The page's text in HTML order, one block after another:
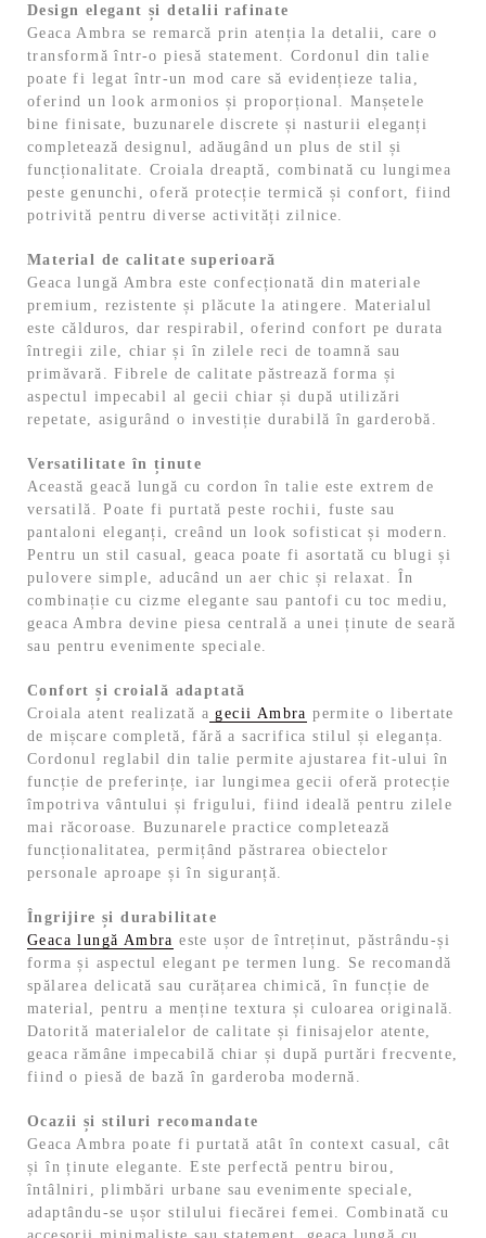
Design elegant și detalii rafinate
Geaca Ambra se remarcă prin atenția la detalii, care o
transformă într-o piesă statement. Cordonul din talie
poate fi legat într-un mod care să evidențieze talia,
oferind un look armonios și proporțional. Manșetele
bine finisate, buzunarele discrete și nasturii eleganți
completează designul, adăugând un plus de stil și
funcționalitate. Croiala dreaptă, combinată cu lungimea
peste genunchi, oferă protecție termică și confort, fiind
potrivită pentru diverse activități zilnice.
Material de calitate superioară
Geaca lungă Ambra este confecționată din materiale
premium, rezistente și plăcute la atingere. Materialul
este călduros, dar respirabil, oferind confort pe durata
întregii zile, chiar și în zilele reci de toamnă sau
primăvară. Fibrele de calitate păstrează forma și
aspectul impecabil al gecii chiar și după utilizări
repetate, asigurând o investiție durabilă în garderobă.
Versatilitate în ținute
Această geacă lungă cu cordon în talie este extrem de
versatilă. Poate fi purtată peste rochii, fuste sau
pantaloni eleganți, creând un look sofisticat și modern.
Pentru un stil casual, geaca poate fi asortată cu blugi și
pulovere simple, aducând un aer chic și relaxat. În
combinație cu cizme elegante sau pantofi cu toc mediu,
geaca Ambra devine piesa centrală a unei ținute de seară
sau pentru evenimente speciale.
Confort și croială adaptată
Croiala atent realizată a gecii Ambra permite o libertate
de mișcare completă, fără a sacrifica stilul și eleganța.
Cordonul reglabil din talie permite ajustarea fit-ului în
funcție de preferințe, iar lungimea gecii oferă protecție
împotriva vântului și frigului, fiind ideală pentru zilele
mai răcoroase. Buzunarele practice completează
funcționalitatea, permițând păstrarea obiectelor
personale aproape și în siguranță.
Îngrijire și durabilitate
Geaca lungă Ambra este ușor de întreținut, păstrându-și
forma și aspectul elegant pe termen lung. Se recomandă
spălarea delicată sau curățarea chimică, în funcție de
material, pentru a menține textura și culoarea originală.
Datorită materialelor de calitate și finisajelor atente,
geaca rămâne impecabilă chiar și după purtări frecvente,
fiind o piesă de bază în garderoba modernă.
Ocazii și stiluri recomandate
Geaca Ambra poate fi purtată atât în context casual, cât
și în ținute elegante. Este perfectă pentru birou,
întâlniri, plimbări urbane sau evenimente speciale,
adaptându-se ușor stilului fiecărei femei. Combinată cu